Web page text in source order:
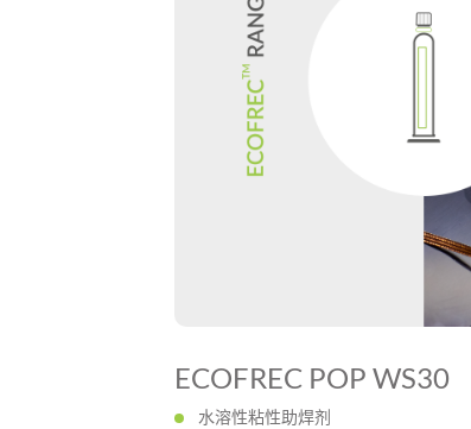
ECOFREC POP WS30
水溶性粘性助焊剂